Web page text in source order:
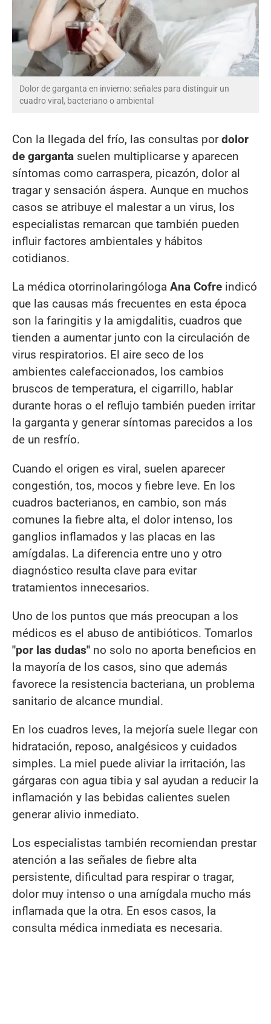
Dolor de garganta en invierno: señales para distinguir un
cuadro viral, bacteriano o ambiental
Con la llegada del frío, las consultas pordolor
de garganta suelen multiplicarse y aparecen
síntomas como carraspera, picazón, dolor al
tragar y sensación áspera. Aunque en muchos
casos se atribuye el malestar a un virus, los
especialistas remarcan que también pueden
influir factores ambientales y hábitos
cotidianos.
La médica otorrinolaringóloga Ana Cofre indicó
que las causas más frecuentes en esta época
son la faringitis y la amigdalitis, cuadros que
tienden a aumentar junto con la circulación de
virus respiratorios. El aire seco de los
ambientes calefaccionados, los cambios
bruscos de temperatura, el cigarrillo, hablar
durante horas o el reflujo también pueden irritar
la garganta y generar síntomas parecidos a los
de un resfrío.
Cuando el origen es viral, suelen aparecer
congestión, tos, mocos y fiebre leve. En los
cuadros bacterianos, en cambio, son más
comunes la fiebre alta, el dolor intenso, los
ganglios inflamados y las placas en las
amígdalas. La diferencia entre uno y otro
diagnóstico resulta clave para evitar
tratamientos innecesarios.
Uno de los puntos que más preocupan a los
médicos es el abuso de antibióticos. Tomarlos
"por las dudas" no solo no aporta beneficios en
la mayoría de los casos, sino que además
favorece la resistencia bacteriana, un problema
sanitario de alcance mundial.
En los cuadros leves, la mejoría suele llegar con
hidratación, reposo, analgésicos y cuidados
simples. La miel puede aliviar la irritación, las
gárgaras con agua tibia y sal ayudan a reducir la
inflamación y las bebidas calientes suelen
generar alivio inmediato.
Los especialistas también recomiendan prestar
atención a las señales de fiebre alta
persistente, dificultad para respirar o tragar,
dolor muy intenso o una amígdala mucho más
inflamada que la otra. En esos casos, la
consulta médica inmediata es necesaria.